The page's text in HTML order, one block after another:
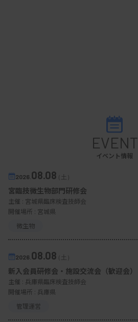
EVENT
イベント情報
2026. 08.08（土）
宮臨技微生物部門研修会
主催 : 宮城県臨床検査技師会
開催場所 : 宮城県
微生物
2026. 08.08（土）
新入会員研修会・施設交流会（歓迎会）
主催 : 兵庫県臨床検査技師会
開催場所 : 兵庫県
管理運営